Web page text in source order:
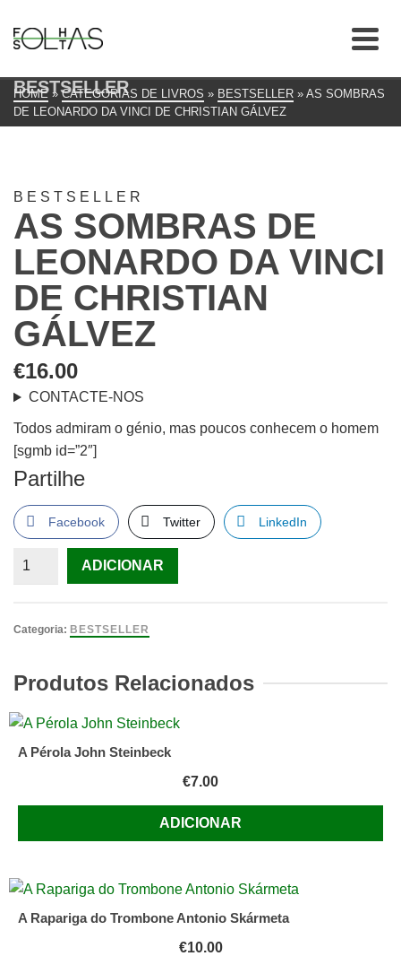
BESTSELLER
HOME » CATEGORIAS DE LIVROS » BESTSELLER » AS SOMBRAS
DE LEONARDO DA VINCI DE CHRISTIAN GÁLVEZ
BESTSELLER
AS SOMBRAS DE
LEONARDO DA VINCI
DE CHRISTIAN
GÁLVEZ
€16.00
CONTACTE-NOS
Todos admiram o génio, mas poucos conhecem o homem
[sgmb id=”2″]
Partilhe
Facebook Twitter LinkedIn
Quantidade
Sombras
da
Vinci
Christian
ADICIONAR
Categoria: BESTSELLER
Produtos Relacionados
A Pérola John Steinbeck
€7.00
ADICIONAR
A Rapariga do Trombone Antonio Skármeta
€10.00